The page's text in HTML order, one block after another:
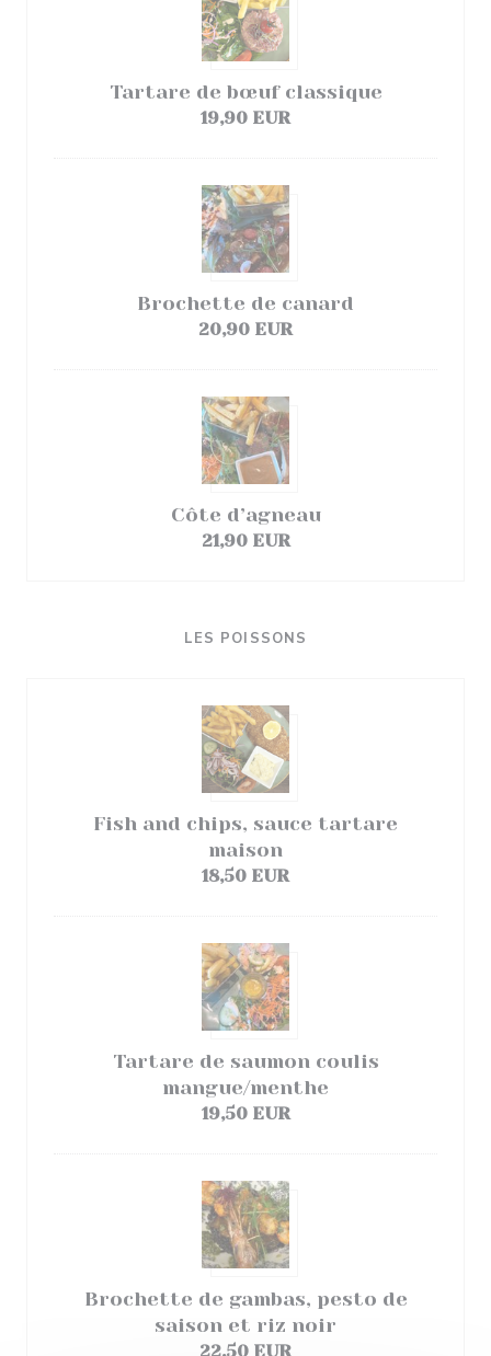
Tartare de bœuf classique
19,90 EUR
Brochette de canard
20,90 EUR
Côte d’agneau
21,90 EUR
LES POISSONS
Fish and chips, sauce tartare
maison
18,50 EUR
Tartare de saumon coulis
mangue/menthe
19,50 EUR
Brochette de gambas, pesto de
saison et riz noir
22,50 EUR